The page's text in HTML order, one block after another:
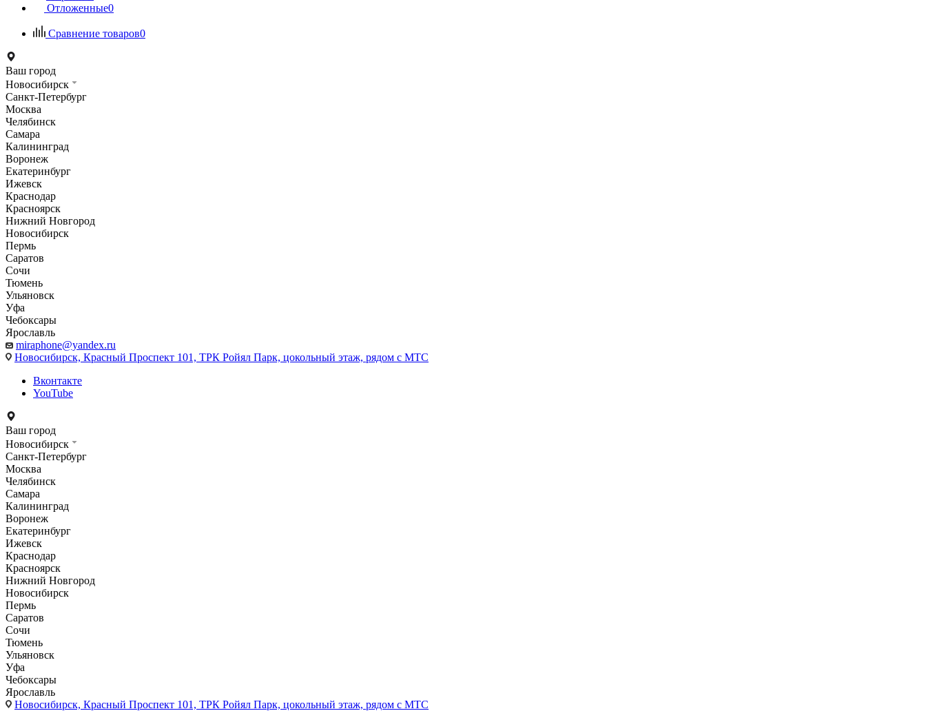
Отложенные0
Сравнение товаров0
Ваш город
Новосибирск
Санкт-Петербург
Москва
Челябинск
Самара
Калининград
Воронеж
Екатеринбург
Ижевск
Краснодар
Красноярск
Нижний Новгород
Новосибирск
Пермь
Саратов
Сочи
Тюмень
Ульяновск
Уфа
Чебоксары
Ярославль
miraphone@yandex.ru
Новосибирск, Красный Проспект 101, ТРК Ройял Парк, цокольный этаж, рядом с МТС
Вконтакте
YouTube
Ваш город
Новосибирск
Санкт-Петербург
Москва
Челябинск
Самара
Калининград
Воронеж
Екатеринбург
Ижевск
Краснодар
Красноярск
Нижний Новгород
Новосибирск
Пермь
Саратов
Сочи
Тюмень
Ульяновск
Уфа
Чебоксары
Ярославль
Новосибирск, Красный Проспект 101, ТРК Ройял Парк, цокольный этаж, рядом с МТС